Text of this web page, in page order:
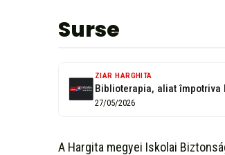
Surse
ZIAR HARGHITA
27/05/2026
A Hargita megyei Iskolai